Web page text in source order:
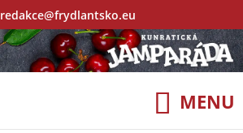
redakce@frydlantsko.eu